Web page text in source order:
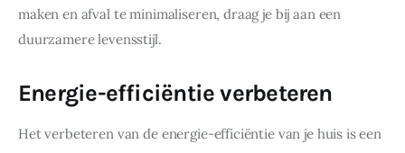
maken en afval te minimaliseren, draag je bij aan een
duurzamere levensstijl.
Energie-efficiëntie verbeteren
Het verbeteren van de energie-efficiëntie van je huis is een